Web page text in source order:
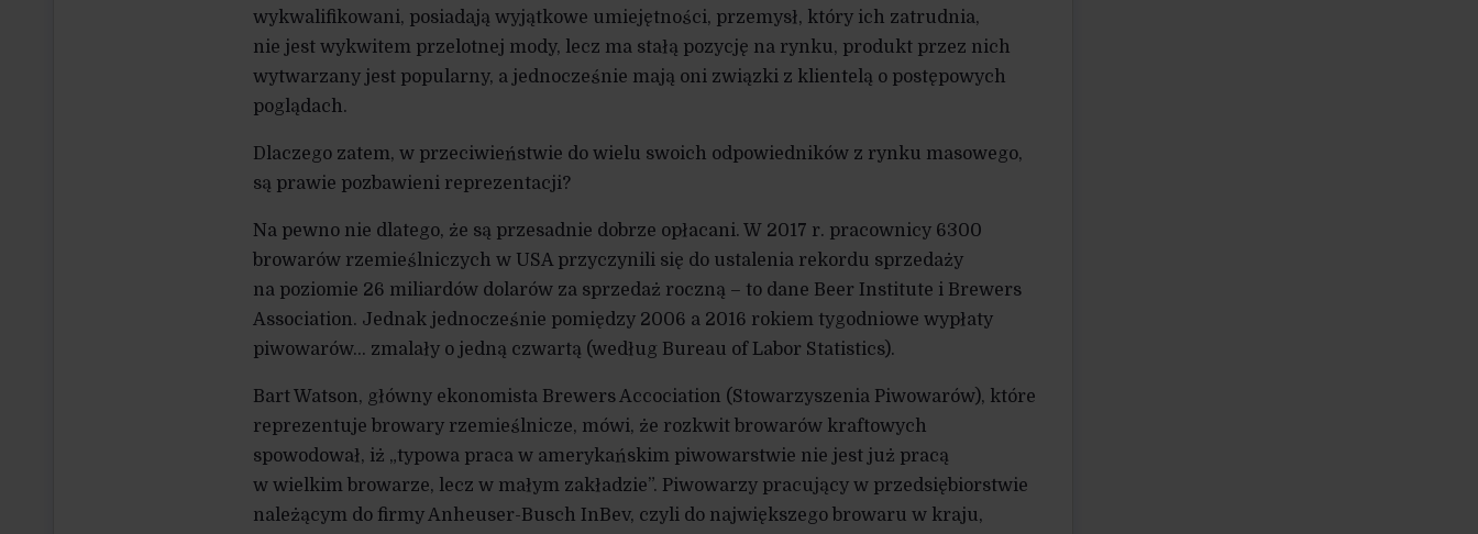
wykwalifikowani, posiadają wyjątkowe umiejętności, przemysł, który ich zatrudnia,
nie jest wykwitem przelotnej mody, lecz ma stałą pozycję na rynku, produkt przez nich
wytwarzany jest popularny, a jednocześnie mają oni związki z klientelą o postępowych
poglądach.
Dlaczego zatem, w przeciwieństwie do wielu swoich odpowiedników z rynku masowego,
są prawie pozbawieni reprezentacji?
Na pewno nie dlatego, że są przesadnie dobrze opłacani. W 2017 r. pracownicy 6300
browarów rzemieślniczych w USA przyczynili się do ustalenia rekordu sprzedaży
na poziomie 26 miliardów dolarów za sprzedaż roczną – to dane Beer Institute i Brewers
Association. Jednak jednocześnie pomiędzy 2006 a 2016 rokiem tygodniowe wypłaty
piwowarów… zmalały o jedną czwartą (według Bureau of Labor Statistics).
Bart Watson, główny ekonomista Brewers Accociation (Stowarzyszenia Piwowarów), które
reprezentuje browary rzemieślnicze, mówi, że rozkwit browarów kraftowych
spowodował, iż „typowa praca w amerykańskim piwowarstwie nie jest już pracą
w wielkim browarze, lecz w małym zakładzie”. Piwowarzy pracujący w przedsiębiorstwie
należącym do firmy Anheuser-Busch InBev, czyli do największego browaru w kraju,